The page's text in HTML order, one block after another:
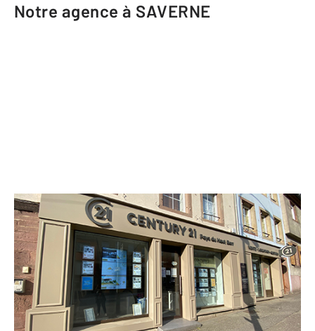
Notre agence à SAVERNE
CENTURY 21 Pays du Haut Barr
140 Grand rue
SAVERNE - 67700
Envoyer un message